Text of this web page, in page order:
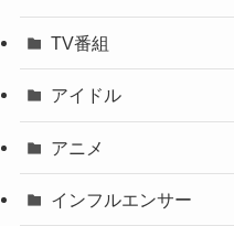
TV番組
アイドル
アニメ
インフルエンサー